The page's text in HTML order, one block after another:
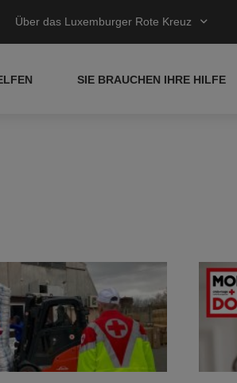
Über das Luxemburger Rote Kreuz
SIE BRAUCHEN IHRE HILFE